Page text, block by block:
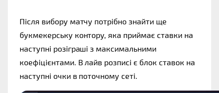
Після вибору матчу потрібно знайти ще
букмекерську контору, яка приймає ставки на
наступні розіграші з максимальними
коефіцієнтами. В лайв розписі є блок ставок на
наступні очки в поточному сеті.